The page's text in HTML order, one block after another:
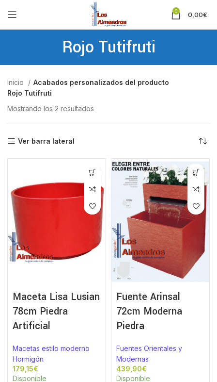
0 0,00€
Rojo Tutifruti
Inicio
Acabados personalizados del producto
Rojo Tutifruti
Mostrando los 2 resultados
Ver barra lateral
Maceta Lisa Lusian
78cm Piedra
Artificial
Macetas estilo moderno
Hormigón
€
Disponible
Fuente Arinsal
72cm Moderna
Piedra
Fuentes Orientales y
Modernas
€
Disponible